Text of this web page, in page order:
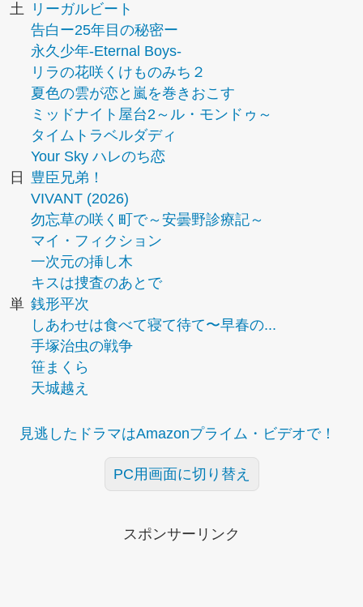
土
リーガルビート
告白ー25年目の秘密ー
永久少年-Eternal Boys-
リラの花咲くけものみち２
夏色の雲が恋と嵐を巻きおこす
ミッドナイト屋台2～ル・モンドゥ～
タイムトラベルダディ
Your Sky ハレのち恋
日
豊臣兄弟！
VIVANT (2026)
勿忘草の咲く町で～安曇野診療記～
マイ・フィクション
一次元の挿し木
キスは捜査のあとで
単 銭形平次
しあわせは食べて寝て待て〜早春の...
手塚治虫の戦争
笹まくら
天城越え
見逃したドラマはAmazonプライム・ビデオで！
PC用画面に切り替え
スポンサーリンク